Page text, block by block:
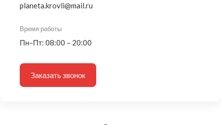
planeta.krovli@mail.ru
Время работы
Пн–Пт: 08:00 – 20:00
Заказать звонок